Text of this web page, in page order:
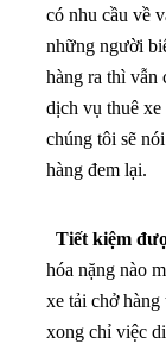
có nhu cầu về
những người
hàng ra thì vẫn
dịch vụ thuê
chúng tôi sẽ
hàng đem lại.
Tiết kiệm
hóa nặng nào
xe tải chở hàng
xong chỉ việc